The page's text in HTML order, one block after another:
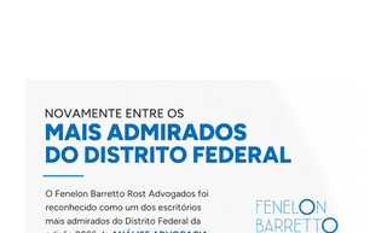
tratamento dos eventos climáticos
extremos nos contratos de concessão
rodoviária do Estado de São Paulo. A
reunião contou com a participação de